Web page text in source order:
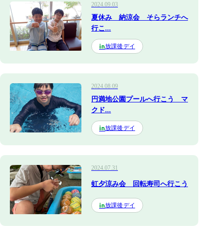
夏休み 納涼会 そらランチへ
行こ...
2024.09.03
in放課後デイ
円満地公園プールへ行こう マ
クド...
2024.08.09
in放課後デイ
虹夕涼み会 回転寿司へ行こう
2024.07.31
in放課後デイ